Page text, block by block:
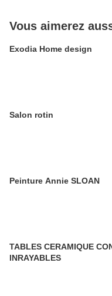
Vous aimerez
Exodia Home design
Salon rotin
Peinture Annie SLOAN
TABLES CERAMIQUE
INRAYABLES